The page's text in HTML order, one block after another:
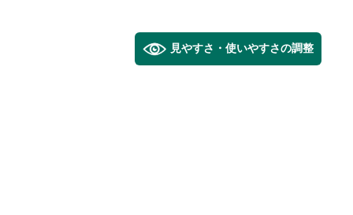
見やすさ・使いやすさの調整